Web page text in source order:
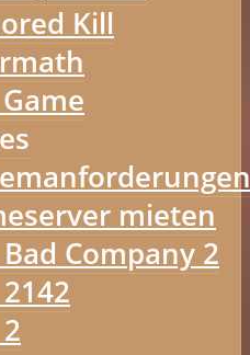
Kill
mieten
Company 2